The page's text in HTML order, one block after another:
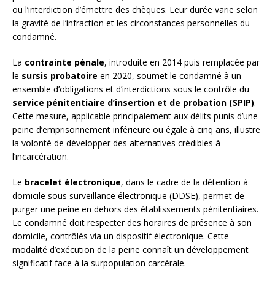
ou l’interdiction d’émettre des chèques. Leur durée varie selon
la gravité de l’infraction et les circonstances personnelles du
condamné.
La contrainte pénale, introduite en 2014 puis remplacée par
le sursis probatoire en 2020, soumet le condamné à un
ensemble d’obligations et d’interdictions sous le contrôle du
service pénitentiaire d’insertion et de probation (SPIP).
Cette mesure, applicable principalement aux délits punis d’une
peine d’emprisonnement inférieure ou égale à cinq ans, illustre
la volonté de développer des alternatives crédibles à
l’incarcération.
Le bracelet électronique, dans le cadre de la détention à
domicile sous surveillance électronique (DDSE), permet de
purger une peine en dehors des établissements pénitentiaires.
Le condamné doit respecter des horaires de présence à son
domicile, contrôlés via un dispositif électronique. Cette
modalité d’exécution de la peine connaît un développement
significatif face à la surpopulation carcérale.